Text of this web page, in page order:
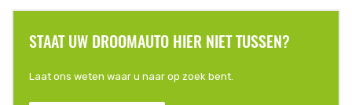
STAAT UW DROOMAUTO HIER NIET TUSSEN?
Laat ons weten waar u naar op zoek bent.